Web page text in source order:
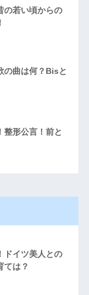
の若い頃からの
の曲は何？Bisと
整形公言！前と
ドイツ美人との
ては？